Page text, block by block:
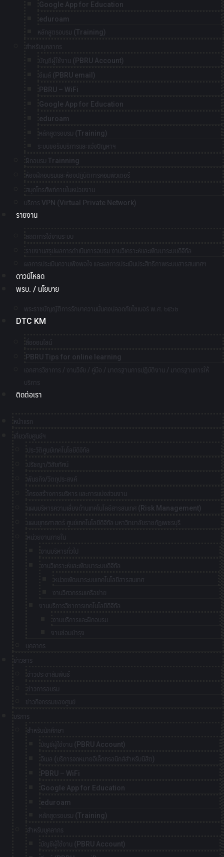
Google App for Education
eduroam
หลักสูตรอบรม (Training)
สำหรับบุคลากร
บัญชีผู้ใช้งาน (PBRU Account)
อีเมล์ (PBRU email)
PBRU – WiFi
Google App for Education
eduroam
หลักสูตรอบรม (Training)
ระบบขอรับบริการและแจ้งปัญหาฯ
ฝึกอบรม Trainning
ห้องฝึกอบรมและห้องปฏิบัติการคอมพิวเตอร์
สมุดโทรศัพท์ภายในหน่วยงาน
บริการ VPN (Virtual Private Network)
รายงาน
สถิติการใช้งานระบบ
รายงานสรุปผลการดำเนินการอบรม งานวิเคราะห์และพัฒนาระบบดิจิทัล
ผลการประเมินความพึงพอใจ และผลการประเมินประสิทธิภาพระบบสารสนเทศฯ
ดาวน์โหลด
พรบ. / นโยบาย
พระราชบัญญัติการรักษาความมั่นคงปลอดภัยไซเบอร์ พ.ศ. ๒๕๖๒
DTC KM
สื่อออนไลน์
PBRU Tips for online learning
เอกสารวิชาการ / งานวิจัย / คู่มือ / มาตรฐานการปฏิบัติงาน / มาตรฐานการให้
บริการ
ติดต่อเรา
หน้าแรก
เกี่ยวกับศูนย์ฯ
ประวัติศูนย์เทคโนโลยีดิจิทัล
ปรัชญา/วิสัยทัศน์
พันธกิจ/วัตถุประสงค์
โครงสร้างการบริหาร และการแบ่งส่วนงาน
แผนบริหารความเสี่ยงด้านเทคโนโลยีสารสนเทศ (Risk Management)
แผนยุทธศาสตร์ ศูนย์เทคโนโลยีดิจิทัล มหาวิทยาลัยราชภัฏเพชรบุรี
หน่วยงานภายใน
งานบริหารทั่วไป
งานวิเคราะห์และพัฒนาระบบดิจิทัล
หน่วยพัฒนาระบบเทคโนโลยีสารสนเทศ
งานวิศวกรรมเครือข่าย
งานบริการวิชาการเทคโนโลยีดิจิทัล
งานบริการและฝึกอบรม
งานซ่อมบำรุง
บุคลากร
ข่าวสาร
ข่าวประชาสัมพันธ์
ข่าวการอบรม
ข่าวกิจกรรมของศูนย์
บริการ
สำหรับนักศึกษา
บัญชีผู้ใช้งาน (PBRU Account)
อีเมล (บริการจดหมายอิเล็กทรอนิกส์สำหรับนิสิต)
PBRU – WiFi
Google App for Education
eduroam
หลักสูตรอบรม (Training)
สำหรับบุคลากร
บัญชีผู้ใช้งาน (PBRU Account)